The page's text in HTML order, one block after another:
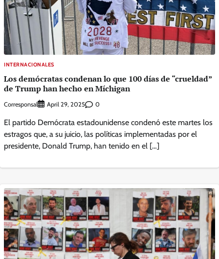
INTERNACIONALES
Los demócratas condenan lo que 100 días de “crueldad”
de Trump han hecho en Míchigan
Corresponsal April 29, 2025 0
El partido Demócrata estadounidense condenó este martes los
estragos que, a su juicio, las políticas implementadas por el
presidente, Donald Trump, han tenido en el […]